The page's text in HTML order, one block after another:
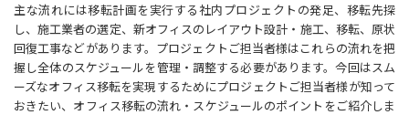
主な流れには移転計画を実行する社内プロジェクトの発足、移転先探
し、施工業者の選定、新オフィスのレイアウト設計・施工、移転、原状
回復工事などがあります。プロジェクトご担当者様はこれらの流れを把
握し全体のスケジュールを管理・調整する必要があります。今回はスム
ーズなオフィス移転を実現するためにプロジェクトご担当者様が知って
おきたい、オフィス移転の流れ・スケジュールのポイントをご紹介しま